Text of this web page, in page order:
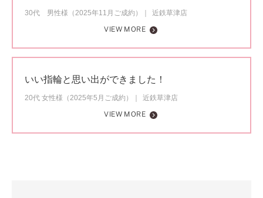
30代 男性様（2025年11月ご成約）
近鉄草津店
VIEW MORE
いい指輪と思い出ができました！
20代 女性様（2025年5月ご成約）
近鉄草津店
VIEW MORE